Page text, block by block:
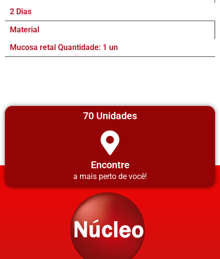
2 Dias
Material
Mucosa retal Quantidade: 1 un
70 Unidades
Encontre
a mais perto de você!